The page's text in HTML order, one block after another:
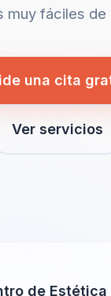
muy fáciles de
una cita
Ver servicios
de Estética